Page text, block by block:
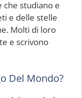
che studiano e
e delle stelle
Molti di loro
e scrivono
Del Mondo?